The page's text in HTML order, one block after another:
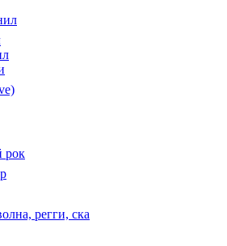
рок
регги, ска